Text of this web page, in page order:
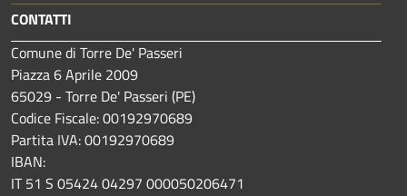
CONTATTI
Comune di Torre De' Passeri
Piazza 6 Aprile 2009
65029 - Torre De' Passeri (PE)
Codice Fiscale: 00192970689
Partita IVA: 00192970689
IBAN:
IT 51 S 05424 04297 000050206471